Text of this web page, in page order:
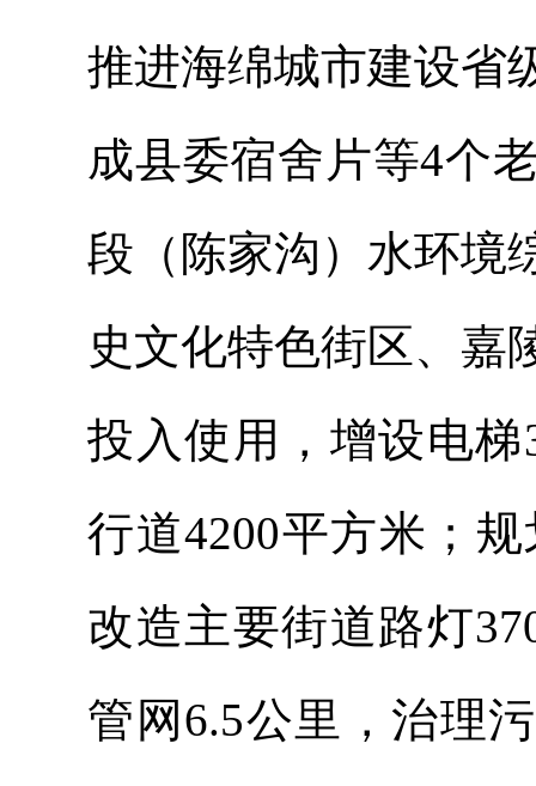
推进海绵城市建设省
成县委宿舍片等4个
段（陈家沟）水环境
史文化特色街区、嘉
投入使用，增设电梯
行道4200平方米；
改造主要街道路灯
管网 6.5公里 ， 治理